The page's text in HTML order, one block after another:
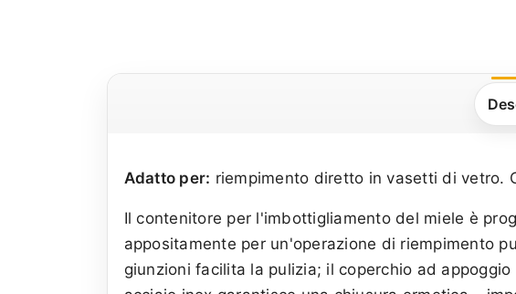
Adatto per: riempimento diretto in vasetti di vetro.
Il contenitore per l'imbottigliamento del miele è
appositamente per un'operazione di riempimento
giunzioni facilita la pulizia; il coperchio ad